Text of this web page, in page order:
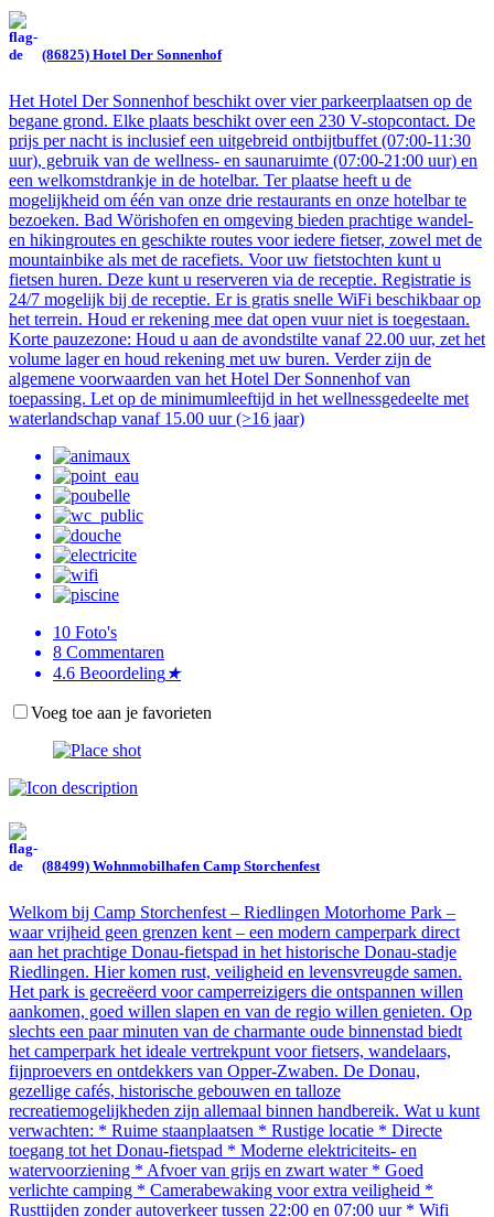
(86825) Hotel Der Sonnenhof
Het Hotel Der Sonnenhof beschikt over vier parkeerplaatsen op de
begane grond. Elke plaats beschikt over een 230 V-stopcontact. De
prijs per nacht is inclusief een uitgebreid ontbijtbuffet (07:00-11:30
uur), gebruik van de wellness- en saunaruimte (07:00-21:00 uur) en
een welkomstdrankje in de hotelbar. Ter plaatse heeft u de
mogelijkheid om één van onze drie restaurants en onze hotelbar te
bezoeken. Bad Wörishofen en omgeving bieden prachtige wandel-
en hikingroutes en geschikte routes voor iedere fietser, zowel met de
mountainbike als met de racefiets. Voor uw fietstochten kunt u
fietsen huren. Deze kunt u reserveren via de receptie. Registratie is
24/7 mogelijk bij de receptie. Er is gratis snelle WiFi beschikbaar op
het terrein. Houd er rekening mee dat open vuur niet is toegestaan.
Korte pauzezone: Houd u aan de avondstilte vanaf 22.00 uur, zet het
volume lager en houd rekening met uw buren. Verder zijn de
algemene voorwaarden van het Hotel Der Sonnenhof van
toepassing. Let op de minimumleeftijd in het wellnessgedeelte met
waterlandschap vanaf 15.00 uur (>16 jaar)
10 Foto's
8 Commentaren
4.6 Beoordeling★
Voeg toe aan je favorieten
(88499) Wohnmobilhafen Camp Storchenfest
Welkom bij Camp Storchenfest – Riedlingen Motorhome Park –
waar vrijheid geen grenzen kent – een modern camperpark direct
aan het prachtige Donau-fietspad in het historische Donau-stadje
Riedlingen. Hier komen rust, veiligheid en levensvreugde samen.
Het park is gecreëerd voor camperreizigers die ontspannen willen
aankomen, goed willen slapen en van de regio willen genieten. Op
slechts een paar minuten van de charmante oude binnenstad biedt
het camperpark het ideale vertrekpunt voor fietsers, wandelaars,
fijnproevers en ontdekkers van Opper-Zwaben. De Donau,
gezellige cafés, historische gebouwen en talloze
recreatiemogelijkheden zijn allemaal binnen handbereik. Wat u kunt
verwachten: * Ruime staanplaatsen * Rustige locatie * Directe
toegang tot het Donau-fietspad * Moderne elektriciteits- en
watervoorziening * Afvoer van grijs en zwart water * Goed
verlichte camping * Camerabewaking voor extra veiligheid *
Rusttijden zonder autoverkeer tussen 22:00 en 07:00 uur * Wifi